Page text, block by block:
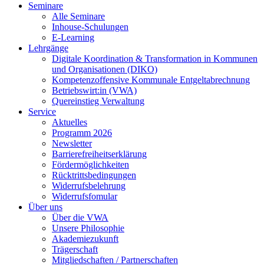
Seminare
Alle Seminare
Inhouse-Schulungen
E-Learning
Lehrgänge
Digitale Koordination & Transformation in Kommunen
und Organisationen (DIKO)
Kompetenzoffensive Kommunale Entgeltabrechnung
Betriebswirt:in (VWA)
Quereinstieg Verwaltung
Service
Aktuelles
Programm 2026
Newsletter
Barrierefreiheitserklärung
Fördermöglichkeiten
Rücktrittsbedingungen
Widerrufsbelehrung
Widerrufsfomular
Über uns
Über die VWA
Unsere Philosophie
Akademiezukunft
Trägerschaft
Mitgliedschaften / Partnerschaften